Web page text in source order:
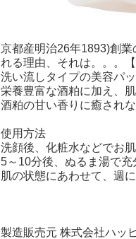
京都産明治26年1893)創
れる理由、それは。。。
洗い流しタイプの美容パ
栄養豊富な酒粕に加え、
酒粕の甘い香りに癒され
使用方法
洗顔後、化粧水などでお
5～10分後、ぬるま湯で充
肌の状態にあわせて、週
製造販売元 株式会社ハッ